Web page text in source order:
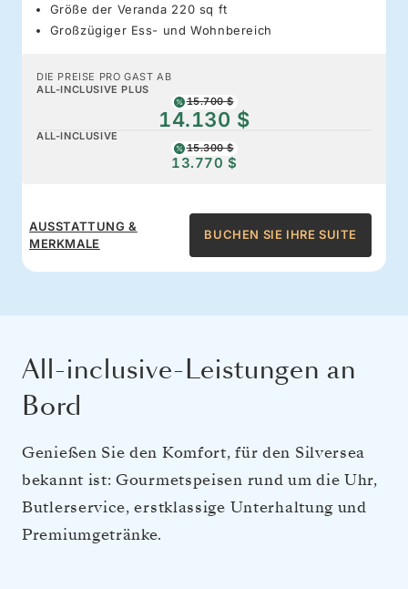
Größe der Veranda 220 sq ft
Großzügiger Ess- und Wohnbereich
DIE PREISE PRO GAST AB
ALL-INCLUSIVE PLUS
15.700 $
14.130 $
ALL-INCLUSIVE
15.300 $
13.770 $
AUSSTATTUNG &
MERKMALE
BUCHEN SIE IHRE SUITE
All-inclusive-Leistungen an
Bord
Genießen Sie den Komfort, für den Silversea
bekannt ist: Gourmetspeisen rund um die Uhr,
Butlerservice, erstklassige Unterhaltung und
Premiumgetränke.